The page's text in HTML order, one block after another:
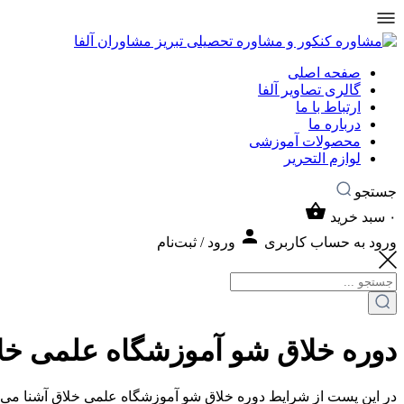
صفحه اصلی
گالری تصاویر آلفا
ارتباط با ما
درباره ما
محصولات آموزشی
لوازم التحریر
جستجو
۰ سبد خرید
ورود به حساب کاربری
ورود / ثبت‌نام
دوره خلاق شو آموزشگاه علمی
در این پست از شرایط دوره خلاق شو آموزشگاه علمی خلاق آشنا